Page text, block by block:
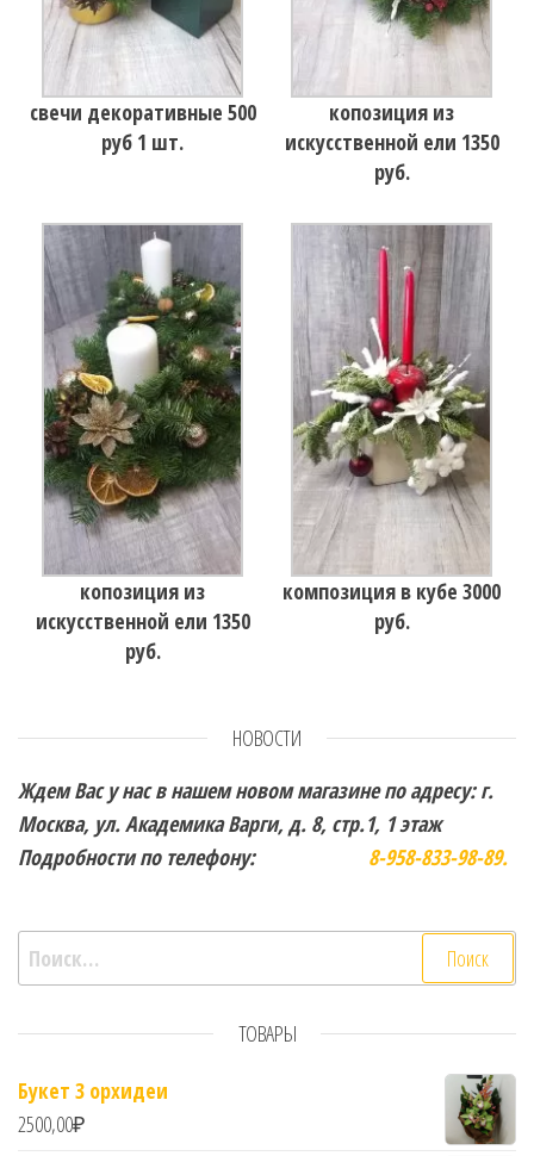
свечи декоративные 500
руб 1 шт.
копозиция из
искусственной ели 1350
руб.
копозиция из
искусственной ели 1350
руб.
композиция в кубе 3000
руб.
НОВОСТИ
Ждем Вас у нас в нашем новом магазине по адресу: г.
Москва, ул. Академика Варги, д. 8, стр.1, 1 этаж
Подробности по телефону:
8-958-833-98-89.
Найти:
ТОВАРЫ
Букет 3 орхидеи
2500,00₽